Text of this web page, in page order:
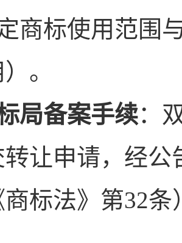
商标使用范围
。
局备案手续：
转让申请，经公
商标法》第32条